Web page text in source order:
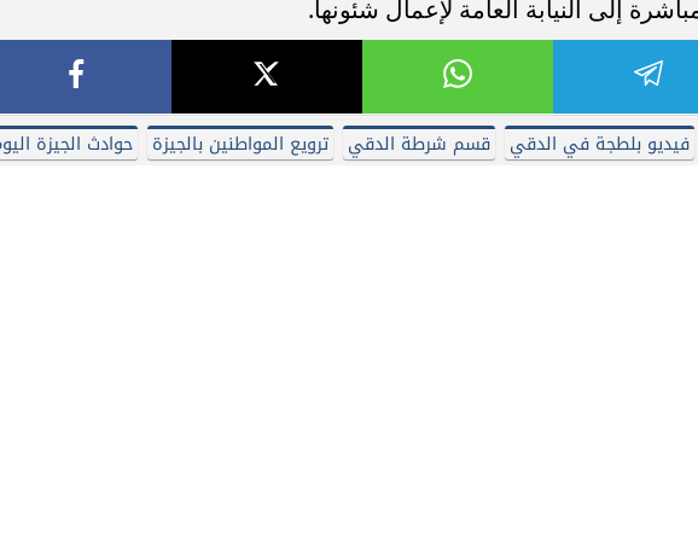
إلى النيابة العامة لإعمال شئونها.
فيديو بلطجة في الدقي قسم شرطة الدقي ترويع المواطنين بالجيزة حوادث الجيزة